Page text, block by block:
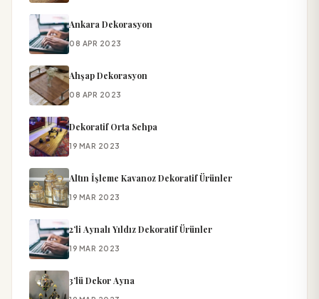
Ankara Dekorasyon
08 APR 2023
Ahşap Dekorasyon
08 APR 2023
Dekoratif Orta Sehpa
19 MAR 2023
Altın İşleme Kavanoz Dekoratif Ürünler
19 MAR 2023
2’li Aynalı Yıldız Dekoratif Ürünler
19 MAR 2023
3’lü Dekor Ayna